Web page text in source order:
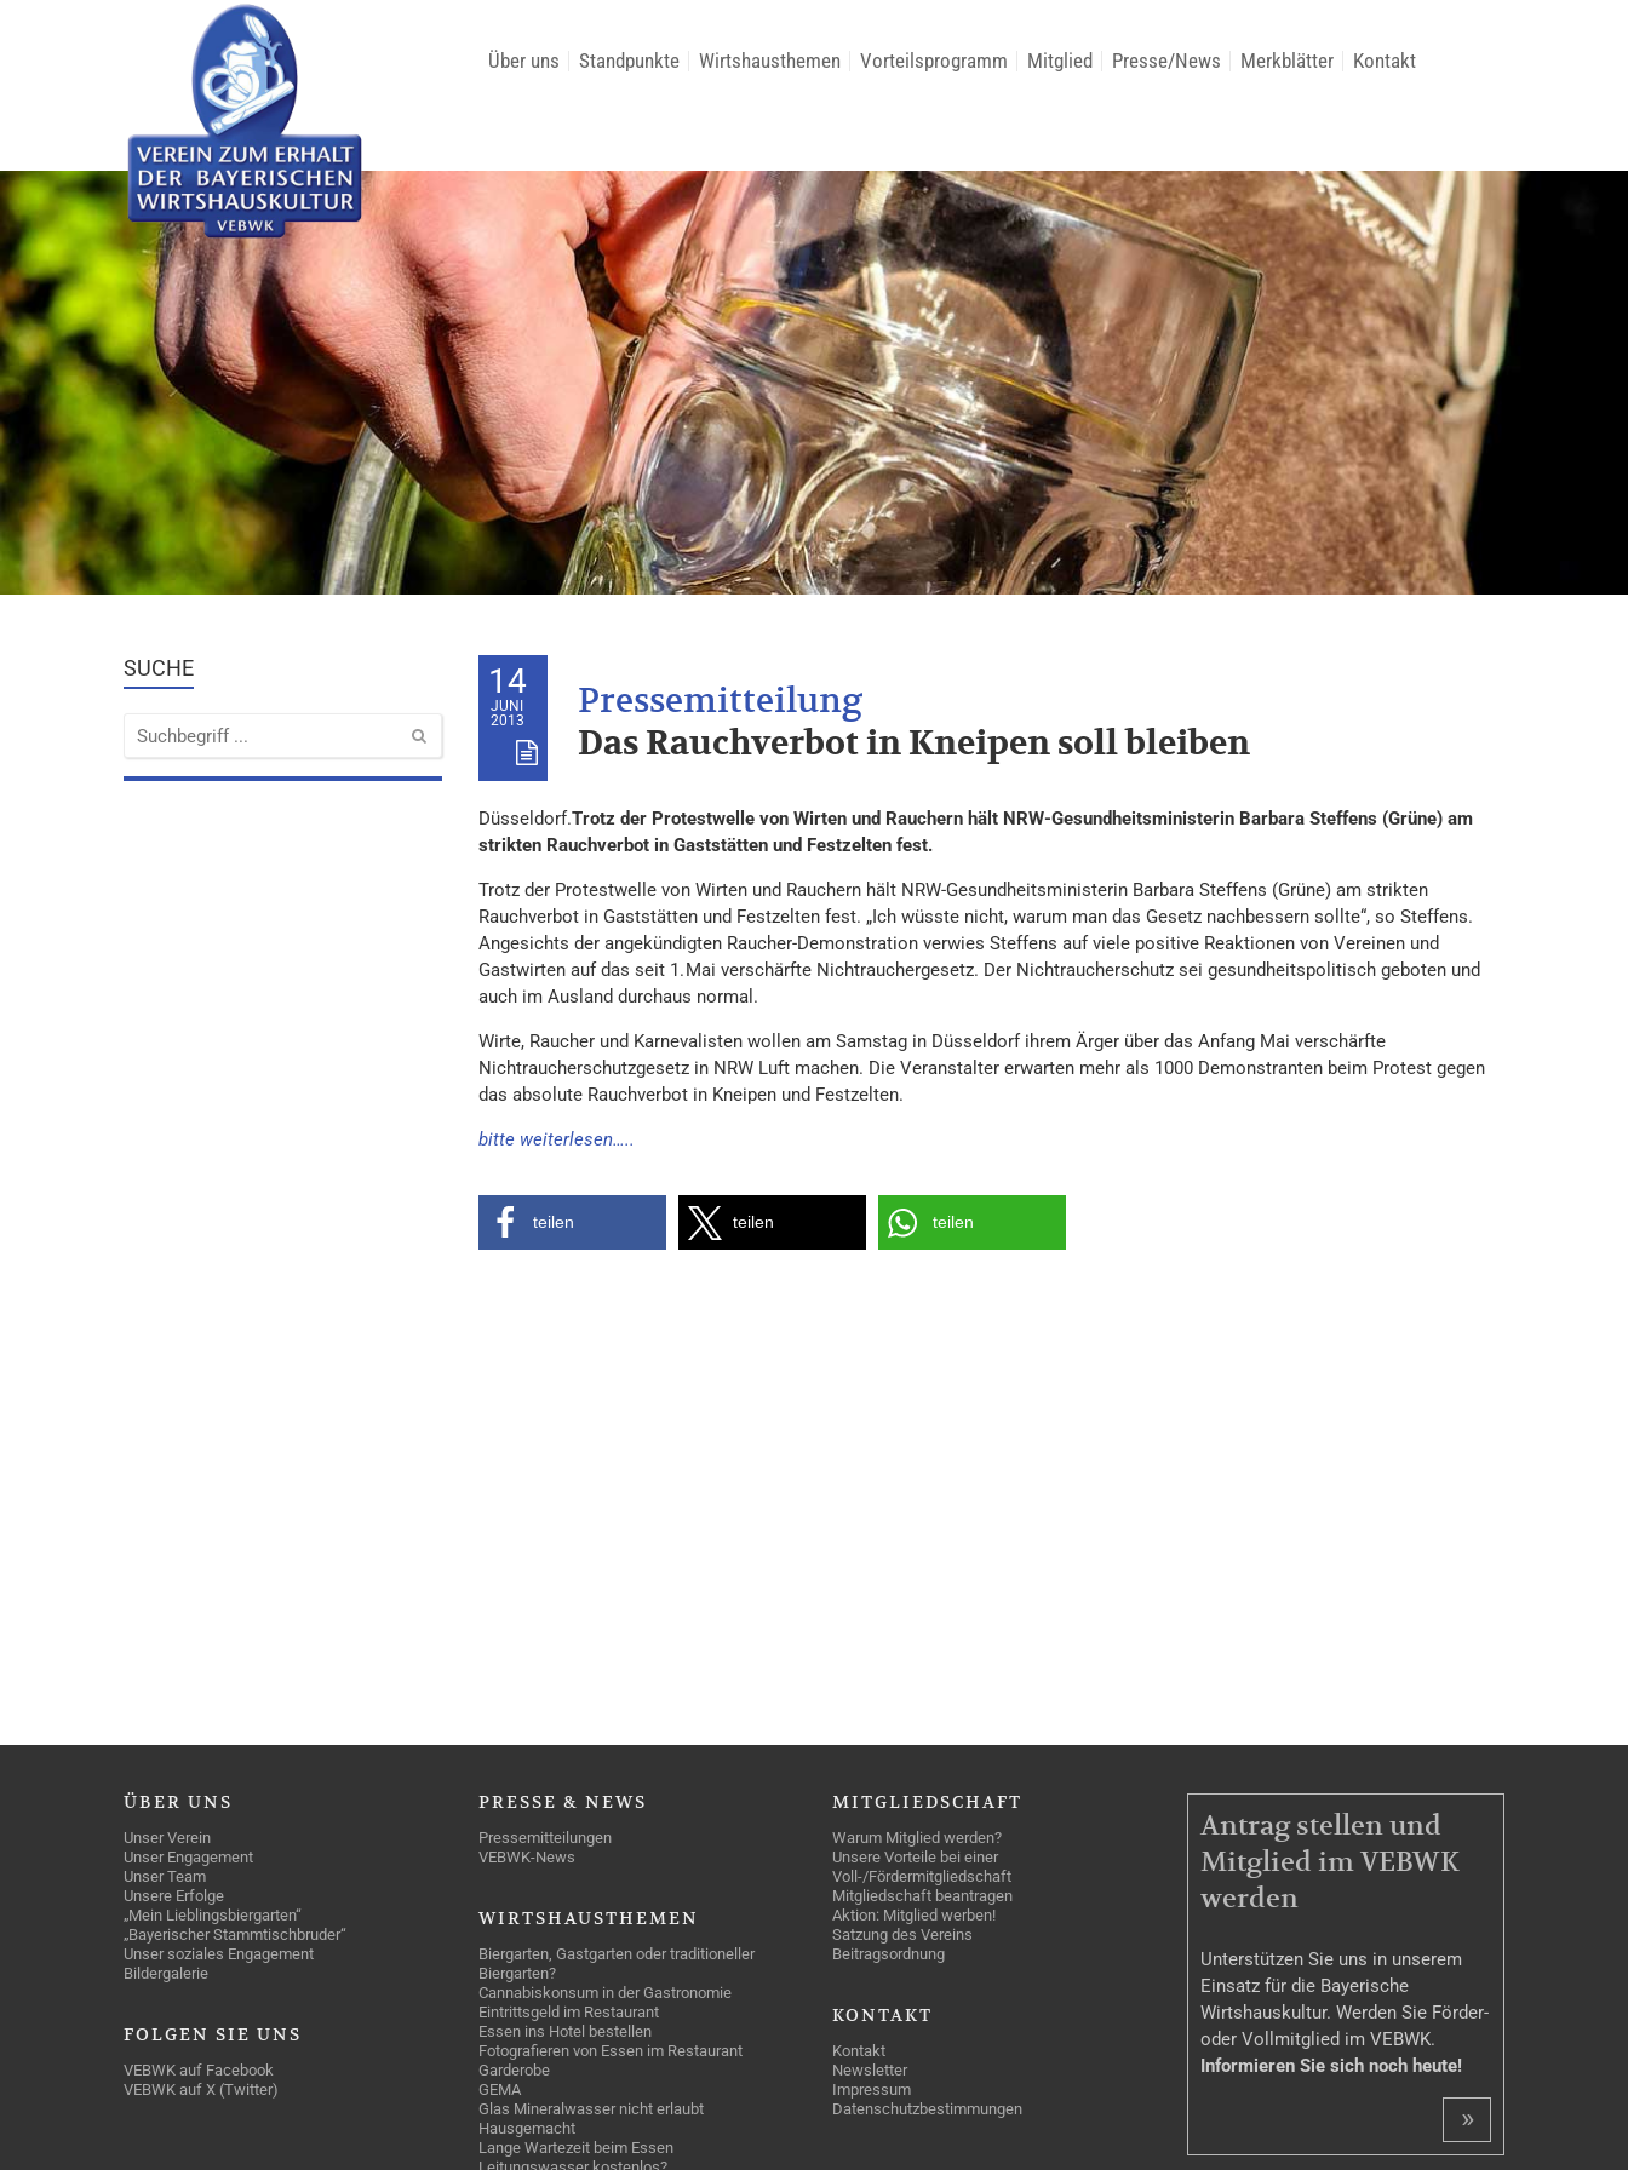
Über uns Standpunkte Wirtshausthemen Vorteilsprogramm Mitglied Presse/News Merkblätter Kontakt
SUCHE 14
JUNI
2013
Das Rauchverbot in Kneipen soll bleiben
Düsseldorf.Trotz der Protestwelle von Wirten und Rauchern hält NRW-Gesundheitsministerin Barbara Steffens (Grüne) am
strikten Rauchverbot in Gaststätten und Festzelten fest.
Trotz der Protestwelle von Wirten und Rauchern hält NRW-Gesundheitsministerin Barbara Steffens (Grüne) am strikten
Rauchverbot in Gaststätten und Festzelten fest. „Ich wüsste nicht, warum man das Gesetz nachbessern sollte“, so Steffens.
Angesichts der angekündigten Raucher-Demonstration verwies Steffens auf viele positive Reaktionen von Vereinen und
Gastwirten auf das seit 1. Mai verschärfte Nichtrauchergesetz. Der Nichtraucherschutz sei gesundheitspolitisch geboten und
auch im Ausland durchaus normal.
Wirte, Raucher und Karnevalisten wollen am Samstag in Düsseldorf ihrem Ärger über das Anfang Mai verschärfte
Nichtraucherschutzgesetz in NRW Luft machen. Die Veranstalter erwarten mehr als 1000 Demonstranten beim Protest gegen
das absolute Rauchverbot in Kneipen und Festzelten.
bitte weiterlesen…..
teilen teilen teilen
ÜBER UNS
Unser Verein
Unser Engagement
Unser Team
Unsere Erfolge
„Mein Lieblingsbiergarten“
„Bayerischer Stammtischbruder“
Unser soziales Engagement
Bildergalerie
FOLGEN SIE UNS
VEBWK auf Facebook
VEBWK auf X (Twitter)
PRESSE & NEWS
Pressemitteilungen
VEBWK-News
WIRTSHAUSTHEMEN
Biergarten, Gastgarten oder traditioneller
Biergarten?
Cannabiskonsum in der Gastronomie
Eintrittsgeld im Restaurant
Essen ins Hotel bestellen
Fotografieren von Essen im Restaurant
Garderobe
GEMA
Glas Mineralwasser nicht erlaubt
Hausgemacht
Lange Wartezeit beim Essen
MITGLIEDSCHAFT
Warum Mitglied werden?
Unsere Vorteile bei einer
Voll-/Fördermitgliedschaft
Mitgliedschaft beantragen
Aktion: Mitglied werben!
Satzung des Vereins
Beitragsordnung
KONTAKT
Kontakt
Newsletter
Impressum
Datenschutzbestimmungen
MITGLIEDSCHAFT
Antrag stellen und
Mitglied im VEBWK
werden
Unterstützen Sie uns in unserem
Einsatz für die Bayerische
Wirtshauskultur. Werden Sie Förder-
oder Vollmitglied im VEBWK.
Informieren Sie sich noch heute!
»